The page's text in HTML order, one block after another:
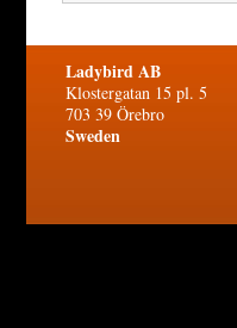
Ladybird AB
Klostergatan 15 pl. 5
703 39 Örebro
Sweden